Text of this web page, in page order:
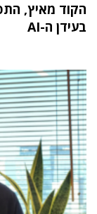
הקוד מאיץ,
בעידן ה-AI